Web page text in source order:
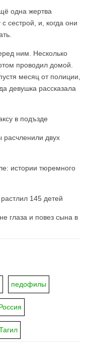
одна жертва
сестрой, и, когда они
ним. Несколько
проводил домой.
месяц от полиции,
девушка рассказала
в подъзде
расчленили двух
истории тюремного
145 детей
глаза и повез сына в
педофилы